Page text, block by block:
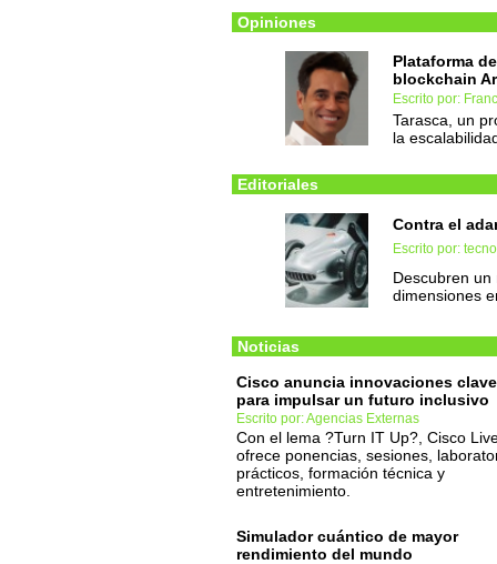
Opiniones
Plataforma
blockchain
Escrito por:
Tarasca, un
la
Editoriales
Contra el
Escrito por:
Descubren
dimensiones
Noticias
Cisco anuncia innovaciones clave
para impulsar un futuro inclusivo
Escrito por: Agencias Externas
Con el lema ?Turn IT Up?, Cisco
ofrece ponencias, sesiones,
prácticos, formación técnica y
entretenimiento.
Simulador cuántico de mayor
rendimiento del mundo